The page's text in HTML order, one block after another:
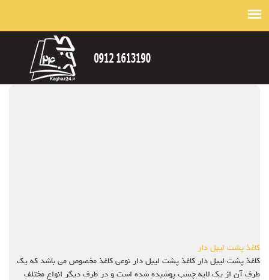
کاغذ پشت لیبل دار
کاغذ پشت لیبل دار کاغذ پشت لیبل دار نوعی کاغذ مخصوص می باشد که یک
طرف آن از یک لایه چسب پوشیده شده است و در طرف دیگر انواع مختلف